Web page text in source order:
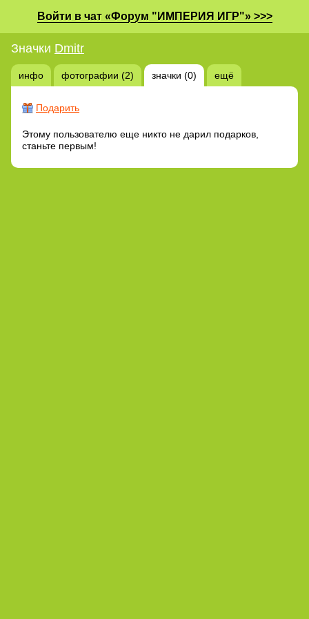
Войти в чат «Форум "ИМПЕРИЯ ИГР"» >>>
Значки Dmitr
инфо фотографии (2) значки (0) ещё
Подарить
Этому пользователю еще никто не дарил подарков,
станьте первым!